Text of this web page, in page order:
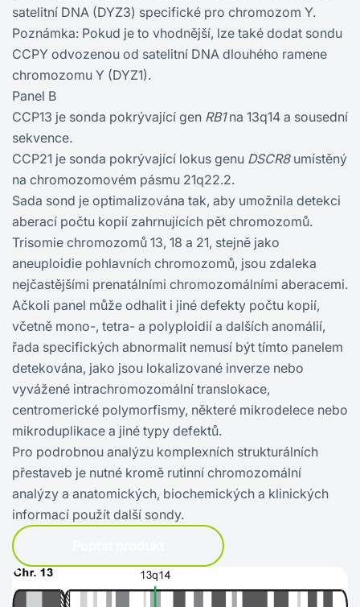
satelitní DNA (DYZ3) specifické pro chromozom Y.
Poznámka: Pokud je to vhodnější, lze také dodat sondu
CCPY odvozenou od satelitní DNA dlouhého ramene
chromozomu Y (DYZ1).
Panel B
CCP13 je sonda pokrývající gen RB1na 13q14 a sousední
sekvence.
CCP21 je sonda pokrývající lokus genu DSCR8umístěný
na chromozomovém pásmu 21q22.2.
Sada sond je optimalizována tak, aby umožnila detekci
aberací počtu kopií zahrnujících pět chromozomů.
Trisomie chromozomů 13, 18 a 21, stejně jako
aneuploidie pohlavních chromozomů, jsou zdaleka
nejčastějšími prenatálními chromozomálními aberacemi.
Ačkoli panel může odhalit i jiné defekty počtu kopií,
včetně mono-, tetra- a polyploidií a dalších anomálií,
řada specifických abnormalit nemusí být tímto panelem
detekována, jako jsou lokalizované inverze nebo
vyvážené intrachromozomální translokace,
centromerické polymorfismy, některé mikrodelece nebo
mikroduplikace a jiné typy defektů.
Pro podrobnou analýzu komplexních strukturálních
přestaveb je nutné kromě rutinní chromozomální
analýzy a anatomických, biochemických a klinických
informací použít další sondy.